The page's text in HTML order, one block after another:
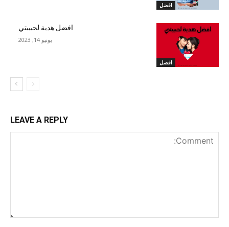
افضل
افضل
افضل هدية لحبيبتي
يونيو 14, 2023
LEAVE A REPLY